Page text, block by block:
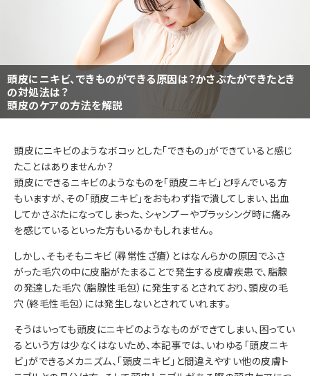
頭皮にニキビ、できものができる原因は？かさぶたができたとき
の対処法は？
頭皮のケアの方法を解説
頭皮にニキビのようなボコッとした「できもの」ができていると感じ
たことはありませんか？
頭皮にできるニキビのようなものを「頭皮ニキビ」と呼んでいる方
もいますが、その「頭皮ニキビ」をおもわず指で潰してしまい、出血
してかさぶたになってしまった、シャンプーやブラッシング時に痛み
を感じているといった方もいるかもしれません。
しかし、そもそもニキビ（尋常性ざ瘡）とはなんらかの原因でふさ
がった毛穴の中に皮脂がたまることで発生する皮膚疾患で、脂腺
の発達した毛穴（脂腺性毛包）に発生するとされており、頭皮の毛
穴（終毛性毛包）には発生しないとされていれます。
そうはいっても頭皮にニキビのようなものができてしまい、困ってい
るという方は少なくはないため、本記事では、いわゆる「頭皮ニキ
ビ」ができるメカニズム、「頭皮ニキビ」と間違えやすい他の皮膚ト